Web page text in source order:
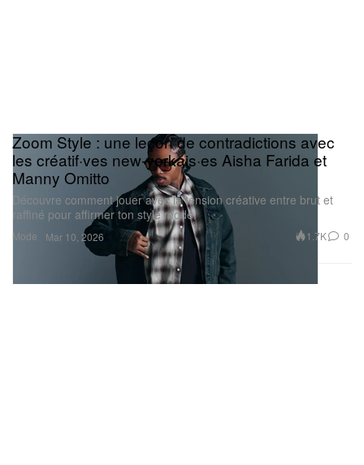
Mode
Zoom Style : une leçon de contradictions avec
les créatif·ves new‑yorkais·es Aisha Farida et
Manny Omitto
Découvre comment jouer avec la tension créative entre brut et
raffiné pour affirmer ton style mode.
Mar 10, 2026 1.7K 0